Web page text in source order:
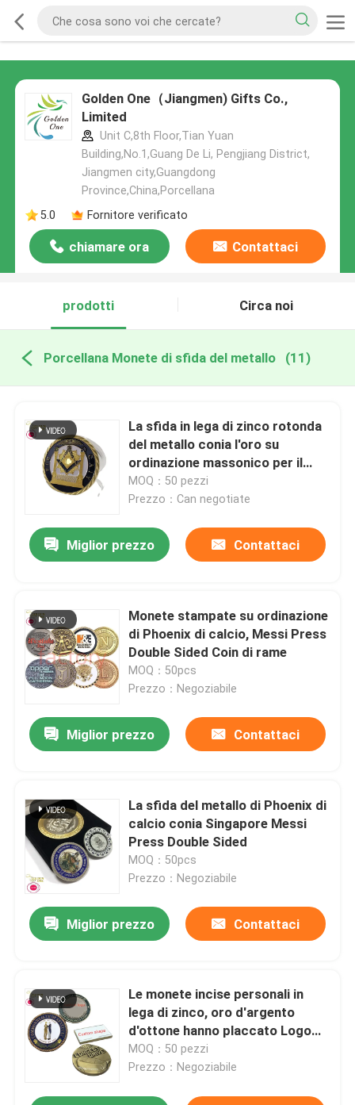
Golden One（Jiangmen) Gifts Co.,
Limited
Unit C,8th Floor,Tian Yuan
Building,No.1,Guang De Li, Pengjiang District,
Jiangmen city,Guangdong
Province,China,Porcellana
5.0
Fornitore verificato
chiamare ora Contattaci
prodotti Circa noi
Porcellana Monete di sfida del metallo (11)
La sfida in lega di zinco rotonda
del metallo conia l'oro su
ordinazione massonico per il
regalo di affari
MOQ：50 pezzi
Prezzo：Can negotiate
Miglior prezzo Contattaci
Monete stampate su ordinazione
di Phoenix di calcio, Messi Press
Double Sided Coin di rame
MOQ：50pcs
Prezzo：Negoziabile
Miglior prezzo Contattaci
La sfida del metallo di Phoenix di
calcio conia Singapore Messi
Press Double Sided
MOQ：50pcs
Prezzo：Negoziabile
Miglior prezzo Contattaci
Le monete incise personali in
lega di zinco, oro d'argento
d'ottone hanno placcato Logo
Coins su ordinazione
MOQ：50 pezzi
Prezzo：Negoziabile